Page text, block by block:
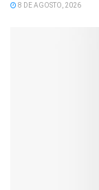
8 DE AGOSTO, 2026